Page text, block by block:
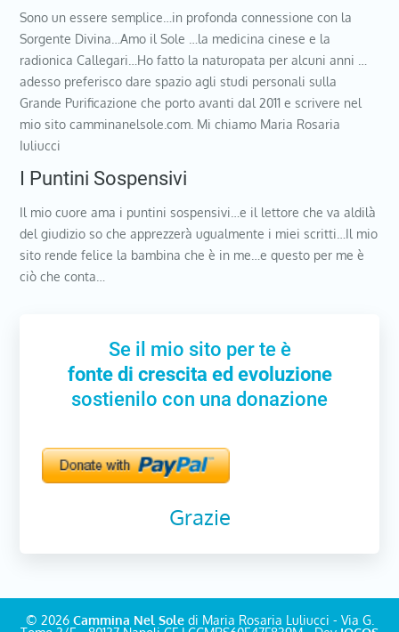
Sono un essere semplice…in profonda connessione con la
Sorgente Divina…Amo il Sole …la medicina cinese e la
radionica Callegari…Ho fatto la naturopata per alcuni anni …
adesso preferisco dare spazio agli studi personali sulla
Grande Purificazione che porto avanti dal 2011 e scrivere nel
mio sito camminanelsole.com. Mi chiamo Maria Rosaria
Iuliucci
I Puntini Sospensivi
Il mio cuore ama i puntini sospensivi…e il lettore che va aldilà
del giudizio so che apprezzerà ugualmente i miei scritti…Il mio
sito rende felice la bambina che è in me…e questo per me è
ciò che conta…
Se il mio sito per te è
fonte di crescita ed evoluzione
sostienilo con una donazione
Grazie
© 2026 Cammina Nel Soledi Maria Rosaria Luliucci - Via G.